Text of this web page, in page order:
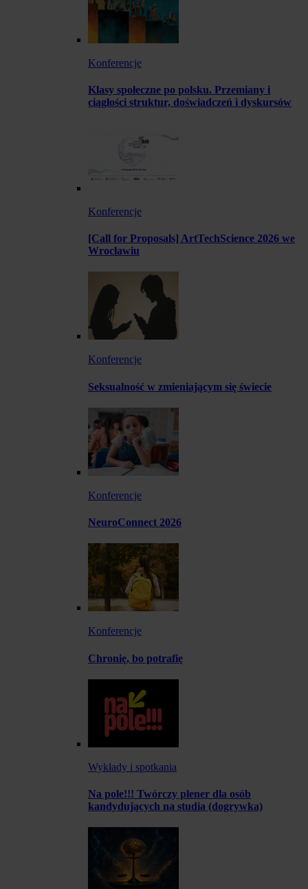
Konferencje
Klasy społeczne po polsku. Przemiany i
ciągłości struktur, doświadczeń i dyskursów
Konferencje
[Call for Proposals] ArtTechScience 2026 we
Wrocławiu
Konferencje
Seksualność w zmieniającym się świecie
Konferencje
NeuroConnect 2026
Konferencje
Chronię, bo potrafię
Wykłady i spotkania
Na pole!!! Twórczy plener dla osób
kandydujących na studia (dogrywka)